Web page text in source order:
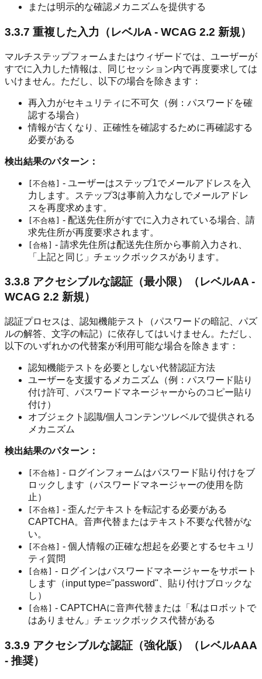
または明示的な確認メカニズムを提供する
3.3.7 重複した入力（レベルA - WCAG 2.2 新規）
マルチステップフォームまたはウィザードでは、ユーザーが
すでに入力した情報は、同じセッション内で再度要求しては
いけません。ただし、以下の場合を除きます：
再入力がセキュリティに不可欠（例：パスワードを確
認する場合）
情報が古くなり、正確性を確認するために再確認する
必要がある
検出結果のパターン：
[不合格] - ユーザーはステップ1でメールアドレスを入
力します。ステップ3は事前入力なしでメールアドレ
スを再度求めます。
[不合格] - 配送先住所がすでに入力されている場合、請
求先住所が再度要求されます。
[合格] - 請求先住所は配送先住所から事前入力され、
「上記と同じ」チェックボックスがあります。
3.3.8 アクセシブルな認証（最小限）（レベルAA -
WCAG 2.2 新規）
認証プロセスは、認知機能テスト（パスワードの暗記、パズ
ルの解答、文字の転記）に依存してはいけません。ただし、
以下のいずれかの代替案が利用可能な場合を除きます：
認知機能テストを必要としない代替認証方法
ユーザーを支援するメカニズム（例：パスワード貼り
付け許可、パスワードマネージャーからのコピー貼り
付け）
オブジェクト認識/個人コンテンツレベルで提供される
メカニズム
検出結果のパターン：
[不合格]
- ログインフォームはパスワード貼り付けをブ
ロックします（パスワードマネージャーの使用を防
止）
[不合格]
- 歪んだテキストを転記する必要がある
CAPTCHA。音声代替またはテキスト不要な代替がな
い。
[不合格]
- 個人情報の正確な想起を必要とするセキュリ
ティ質問
[合格]
- ログインはパスワードマネージャーをサポート
します（input type="password"、貼り付けブロックな
し）
[合格]
- CAPTCHAに音声代替または「私はロボットで
はありません」チェックボックス代替がある
3.3.9 アクセシブルな認証（強化版）（レベルAAA
- 推奨）